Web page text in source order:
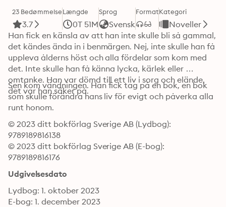
23 Bedømmelse
3.7
Længde
0T 51M
Sprog
Svensk
FormatKategori
Noveller
Han fick en känsla av att han inte skulle bli så gammal,
det kändes ända in i benmärgen. Nej, inte skulle han få
uppleva ålderns höst och alla fördelar som kom med
det. Inte skulle han få känna lycka, kärlek eller
omtanke. Han var dömd till ett liv i sorg och elände,
det var han säker på.
Sen kom vändningen. Han fick tag på en bok, en bok
som skulle förändra hans liv för evigt och påverka alla
runt honom.
© 2023 ditt bokförlag Sverige AB (Lydbog):
9789189816138
© 2023 ditt bokförlag Sverige AB (E-bog):
9789189816176
Udgivelsesdato
Lydbog: 1. oktober 2023
E-bog: 1. december 2023